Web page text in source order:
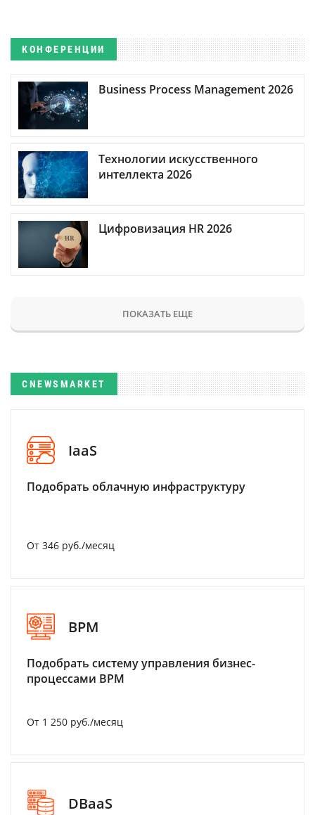
КОНФЕРЕНЦИИ
Business Process Management 2026
Технологии искусственного
интеллекта 2026
Цифровизация HR 2026
ПОКАЗАТЬ ЕЩЕ
CNEWSMARKET
IaaS
Подобрать облачную инфраструктуру
От 346 руб./месяц
BPM
Подобрать систему управления бизнес-
процессами BPM
От 1 250 руб./месяц
DBaaS